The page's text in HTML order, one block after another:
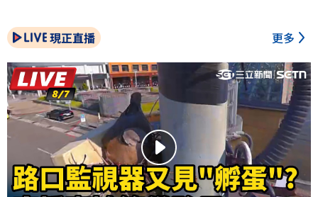
現正直播 更多